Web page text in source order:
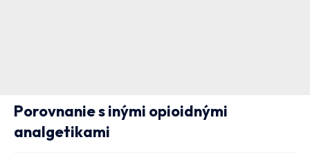
Porovnanie s inými opioidnými
analgetikami